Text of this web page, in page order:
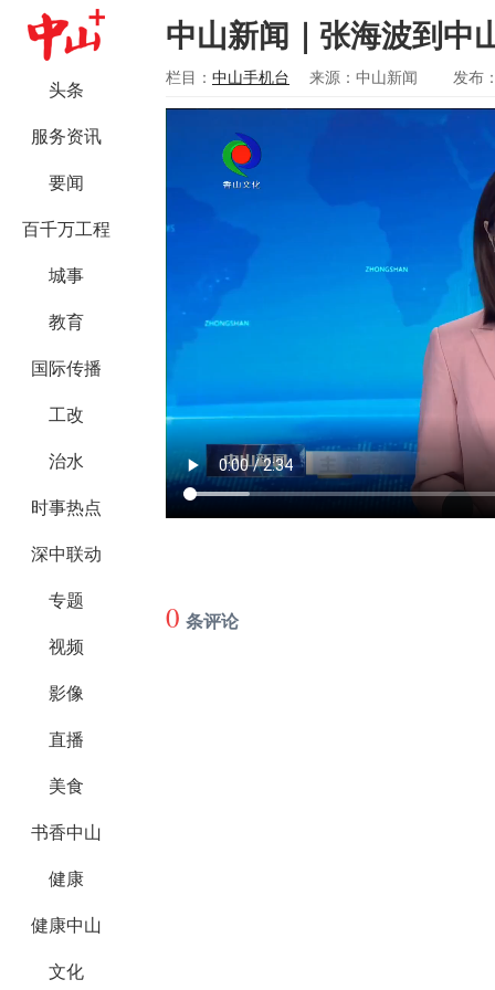
头条
服务资讯
要闻
百千万工程
城事
教育
国际传播
工改
治水
时事热点
深中联动
专题
视频
影像
直播
美食
书香中山
健康
健康中山
文化
中山新闻｜张海波到中
栏目： 中山手机台 来源：中山新闻 发布
0 条评论